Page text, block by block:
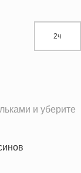
2ч
и уберите